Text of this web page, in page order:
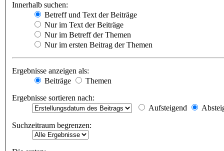
Innerhalb suchen:
Betreff und Text der Beiträge
Nur im Text der Beiträge
Nur im Betreff der Themen
Nur im ersten Beitrag der Themen
Ergebnisse anzeigen als:
Beiträge
Themen
Ergebnisse sortieren nach:
Aufsteigend
Suchzeitraum begrenzen: